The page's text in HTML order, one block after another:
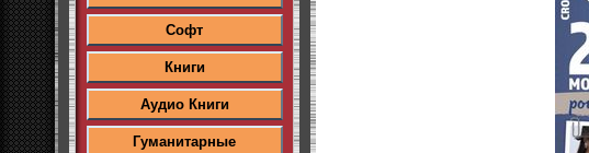
Софт
Книги
Аудио Книги
Гуманитарные